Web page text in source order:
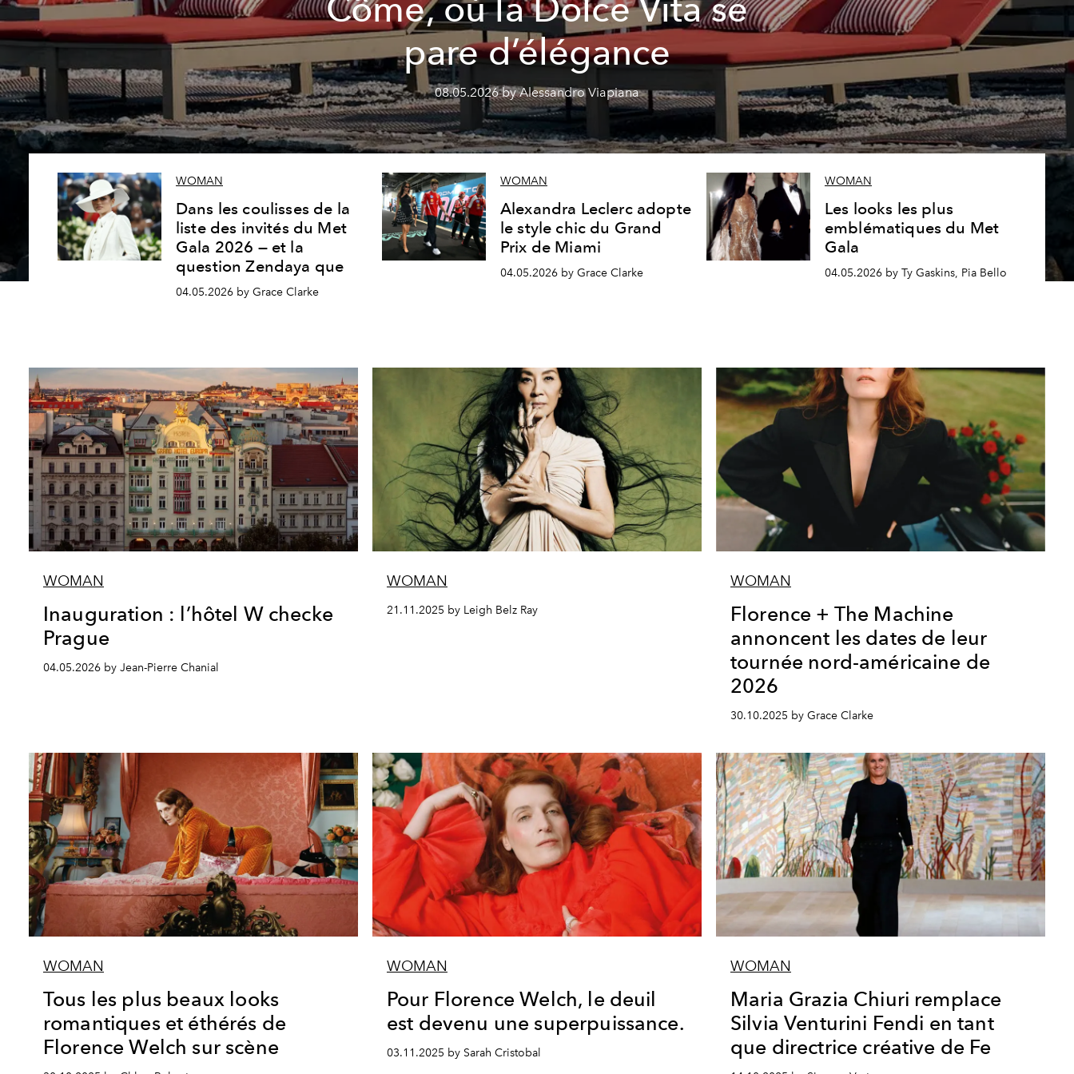
Côme, où la Dolce Vita se
pare d’élégance
08.05.2026 by Alessandro Viapiana
WOMAN
Dans les coulisses de la
liste des invités du Met
Gala 2026 — et la
question Zendaya que
04.05.2026 by Grace Clarke
WOMAN
Alexandra Leclerc adopte
le style chic du Grand
Prix de Miami
04.05.2026 by Grace Clarke
WOMAN
Les looks les plus
emblématiques du Met
Gala
04.05.2026 by Ty Gaskins, Pia Bello
WOMAN
Inauguration : l’hôtel W checke
Prague
04.05.2026 by Jean-Pierre Chanial
WOMAN
21.11.2025 by Leigh Belz Ray
WOMAN
Florence + The Machine
annoncent les dates de leur
tournée nord-américaine de
2026
30.10.2025 by Grace Clarke
WOMAN
Tous les plus beaux looks
romantiques et éthérés de
Florence Welch sur scène
WOMAN
Pour Florence Welch, le deuil
est devenu une superpuissance.
03.11.2025 by Sarah Cristobal
WOMAN
Maria Grazia Chiuri remplace
Silvia Venturini Fendi en tant
que directrice créative de Fe